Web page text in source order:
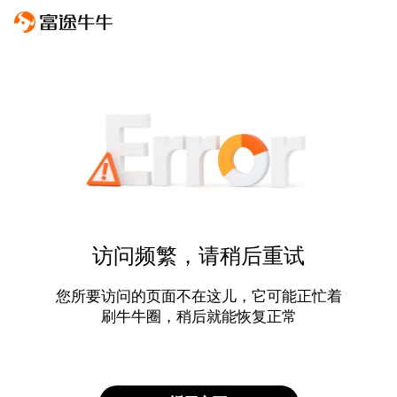
访问频繁，请稍后重试
您所要访问的页面不在这儿，它可能正忙着
刷牛牛圈，稍后就能恢复正常